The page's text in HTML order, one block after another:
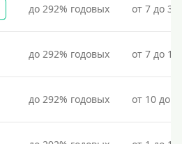
до 292% годовых от 7 до
до 292% годовых от 7 до
до 292% годовых от 10 до